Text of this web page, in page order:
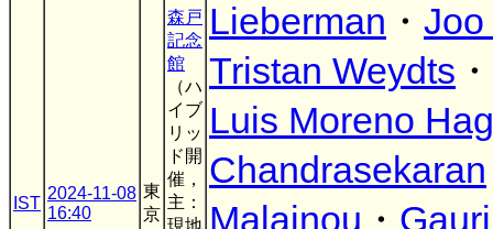
IST
2024-11-08
16:40
東
京
森戸
記念
館
（ハ
イブ
リッ
ド開
催，
主：
現地
Lieberman ・ Joo
Tristan Weydts ・
Luis Moreno
Chandrasekaran
Malainou ・